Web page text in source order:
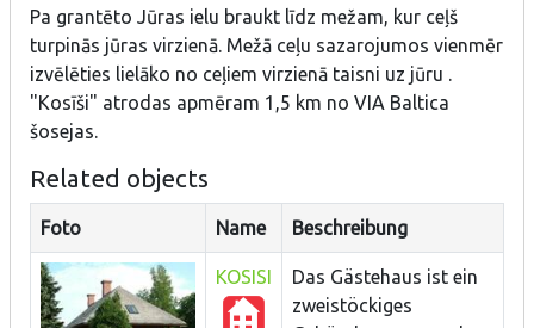
Pa grantēto Jūras ielu braukt līdz mežam, kur ceļš
turpinās jūras virzienā. Mežā ceļu sazarojumos vienmēr
izvēlēties lielāko no ceļiem virzienā taisni uz jūru .
"Kosīši" atrodas apmēram 1,5 km no VIA Baltica
šosejas.
Related objects
Foto Name Beschreibung
KOSISI
Das Gästehaus ist ein
zweistöckiges